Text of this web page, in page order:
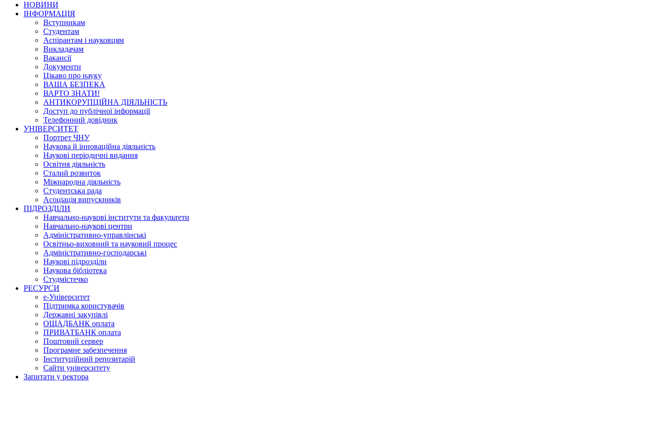
НОВИНИ
ІНФОРМАЦІЯ
Вступникам
Студентам
Аспірантам і науковцям
Викладачам
Вакансії
Документи
Цікаво про науку
ВАША БЕЗПЕКА
ВАРТО ЗНАТИ!
АНТИКОРУПЦІЙНА ДІЯЛЬНІСТЬ
Доступ до публічної інформації
Телефонний довідник
УНІВЕРСИТЕТ
Портрет ЧНУ
Наукова й інноваційна діяльність
Наукові періодичні видання
Освітня діяльність
Сталий розвиток
Міжнародна діяльність
Студентська рада
Асоціація випускників
ПІДРОЗДІЛИ
Навчально-наукові інститути та факультети
Навчально-наукові центри
Адміністративно-управлінські
Освітньо-виховний та науковий процес
Адміністративно-господарські
Наукові підрозділи
Наукова бібліотека
Студмістечко
РЕСУРСИ
е-Університет
Підтримка користувачів
Державні закупівлі
ОЩАДБАНК оплата
ПРИВАТБАНК оплата
Поштовий сервер
Програмне забезпечення
Інституційний репозитарій
Сайти університету
Запитати у ректора